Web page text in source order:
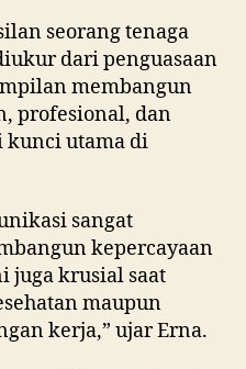
seorang tenaga
dari penguasaan
membangun
profesional, dan
kunci utama di
sangat
kepercayaan
juga krusial saat
maupun
kerja,” ujar Erna.